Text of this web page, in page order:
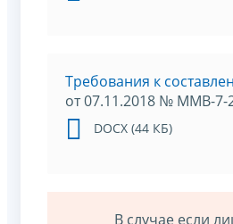
Требования к
от 07.11.2018 № ММВ-7-
DOCX (44 КБ)
В случае если